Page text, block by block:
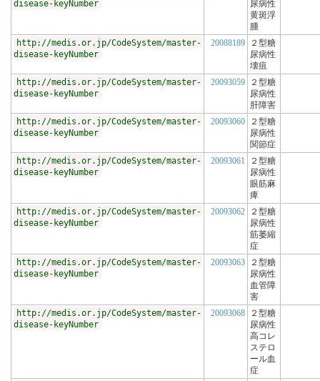
disease-keyNumber
尿病性
黄斑浮
腫
http://medis.or.jp/CodeSystem/master-
disease-keyNumber
20088189
２型糖
尿病性
壊疽
http://medis.or.jp/CodeSystem/master-
disease-keyNumber
20093059
２型糖
尿病性
肝障害
http://medis.or.jp/CodeSystem/master-
disease-keyNumber
20093060
２型糖
尿病性
関節症
http://medis.or.jp/CodeSystem/master-
disease-keyNumber
20093061
２型糖
尿病性
眼筋麻
痺
http://medis.or.jp/CodeSystem/master-
disease-keyNumber
20093062
２型糖
尿病性
筋萎縮
症
http://medis.or.jp/CodeSystem/master-
disease-keyNumber
20093063
２型糖
尿病性
血管障
害
http://medis.or.jp/CodeSystem/master-
disease-keyNumber
20093068
２型糖
尿病性
高コレ
ステロ
ール血
症